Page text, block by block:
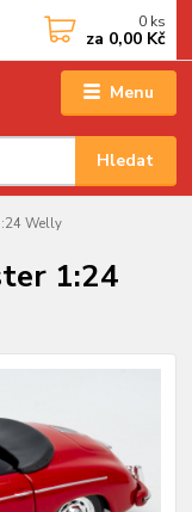
Menu
Hledat
0 ks
za 0,00 Kč
Welly
1:24